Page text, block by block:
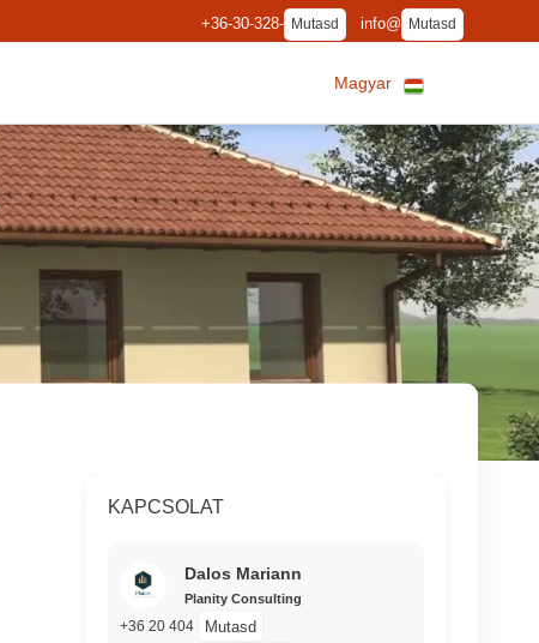
+36-30-328- Mutasd info@ Mutasd
Magyar
KAPCSOLAT
Dalos Mariann
Planity Consulting
+36 20 404 Mutasd